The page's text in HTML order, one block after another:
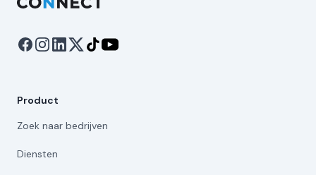
Product
Zoek naar bedrijven
Diensten